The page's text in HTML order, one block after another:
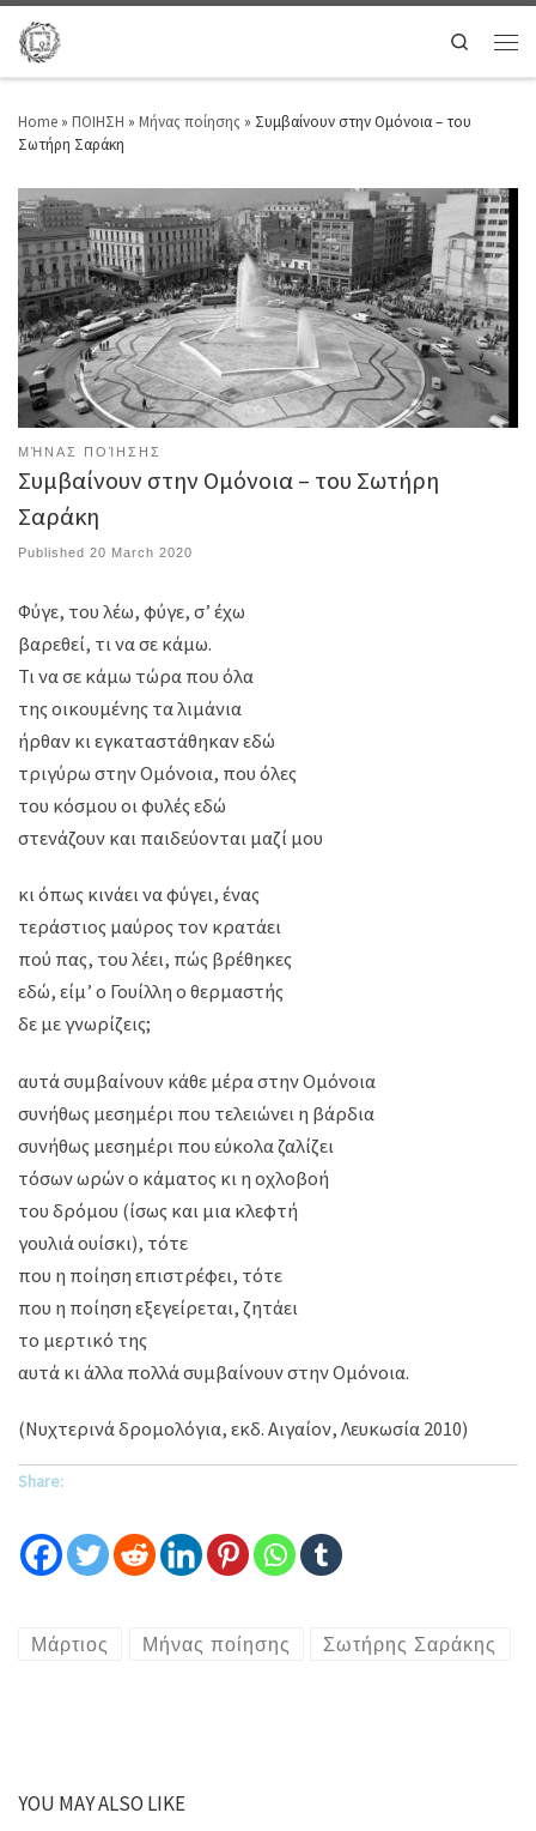
Search
Home » ΠΟΙΗΣΗ » Μήνας ποίησης » Συμβαίνουν στην Ομόνοια – του
Σωτήρη Σαράκη
ΜΉΝΑΣ ΠΟΊΗΣΗΣ
Συμβαίνουν στην Ομόνοια – του Σωτήρη
Σαράκη
Published 20 March 2020
Φύγε, του λέω, φύγε, σ’ έχω
βαρεθεί, τι να σε κάμω.
Τι να σε κάμω τώρα που όλα
της οικουμένης τα λιμάνια
ήρθαν κι εγκαταστάθηκαν εδώ
τριγύρω στην Ομόνοια, που όλες
του κόσμου οι φυλές εδώ
στενάζουν και παιδεύονται μαζί μου
κι όπως κινάει να φύγει, ένας
τεράστιος μαύρος τον κρατάει
πού πας, του λέει, πώς βρέθηκες
εδώ, είμ’ ο Γουίλλη ο θερμαστής
δε με γνωρίζεις;
αυτά συμβαίνουν κάθε μέρα στην Ομόνοια
συνήθως μεσημέρι που τελειώνει η βάρδια
συνήθως μεσημέρι που εύκολα ζαλίζει
τόσων ωρών ο κάματος κι η οχλοβοή
του δρόμου (ίσως και μια κλεφτή
γουλιά ουίσκι), τότε
που η ποίηση επιστρέφει, τότε
που η ποίηση εξεγείρεται, ζητάει
το μερτικό της
αυτά κι άλλα πολλά συμβαίνουν στην Ομόνοια.
(Νυχτερινά δρομολόγια, εκδ. Αιγαίον, Λευκωσία 2010)
Share:
Μάρτιος Μήνας ποίησης Σωτήρης Σαράκης
YOU MAY ALSO LIKE